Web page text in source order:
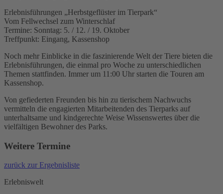
Erlebnisführungen „Herbstgeflüster im Tierpark“
Vom Fellwechsel zum Winterschlaf
Termine: Sonntag: 5. / 12. / 19. Oktober
Treffpunkt: Eingang, Kassenshop
Noch mehr Einblicke in die faszinierende Welt der Tiere bieten die
Erlebnisführungen, die einmal pro Woche zu unterschiedlichen
Themen stattfinden. Immer um 11:00 Uhr starten die Touren am
Kassenshop.
Von gefiederten Freunden bis hin zu tierischem Nachwuchs
vermitteln die engagierten Mitarbeitenden des Tierparks auf
unterhaltsame und kindgerechte Weise Wissenswertes über die
vielfältigen Bewohner des Parks.
Weitere Termine
zurück zur Ergebnisliste
Erlebniswelt